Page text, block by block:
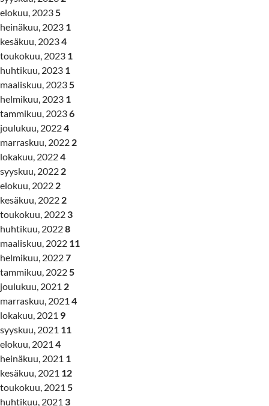
elokuu, 20235
heinäkuu, 2023 1
kesäkuu, 20234
toukokuu, 2023 1
huhtikuu, 2023 1
maaliskuu, 20235
helmikuu, 2023 1
tammikuu, 20236
joulukuu, 20224
marraskuu, 2022 2
lokakuu, 20224
syyskuu, 2022 2
elokuu, 2022 2
kesäkuu, 2022 2
toukokuu, 2022 3
huhtikuu, 20228
maaliskuu, 2022 11
helmikuu, 20227
tammikuu, 20225
joulukuu, 2021 2
marraskuu, 2021 4
lokakuu, 2021 9
syyskuu, 2021 11
elokuu, 2021 4
heinäkuu, 2021 1
kesäkuu, 2021 12
toukokuu, 2021 5
huhtikuu, 2021 3